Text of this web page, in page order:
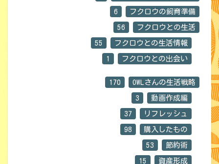
フクロウの飼育準備
6
フクロウとの生活
56
フクロウとの生活情報
55
フクロウとの出会い
1
OWLさんの生活戦略
170
動画作成編
3
リフレッシュ
37
購入したもの
98
節約術
53
資産形成
15